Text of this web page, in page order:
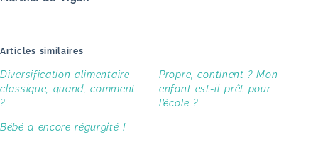
Articles similaires
Diversification alimentaire
classique, quand, comment
?
Propre, continent ? Mon
enfant est-il prêt pour
l’école ?
Bébé a encore régurgité !